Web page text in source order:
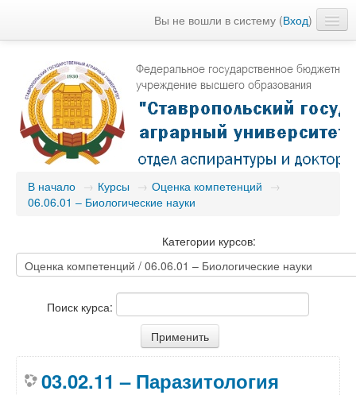
Вы не вошли в систему (Вход)
В начало → Курсы → Оценка компетенций →
06.06.01 – Биологические науки
Категории курсов:
Поиск курса:
03.02.11 – Паразитология